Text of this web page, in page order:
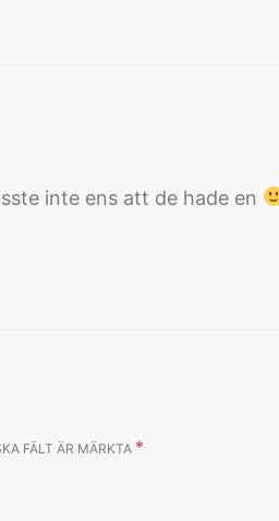
inte ens att de hade en
FÄLT ÄR MÄRKTA *